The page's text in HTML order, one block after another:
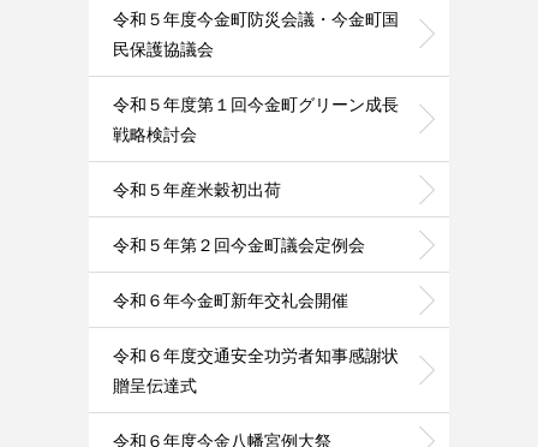
令和５年度今金町防災会議・今金町国
民保護協議会
令和５年度第１回今金町グリーン成長
戦略検討会
令和５年産米穀初出荷
令和５年第２回今金町議会定例会
令和６年今金町新年交礼会開催
令和６年度交通安全功労者知事感謝状
贈呈伝達式
令和６年度今金八幡宮例大祭